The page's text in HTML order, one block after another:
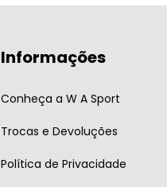
Informações
Conheça a W A Sport
Trocas e Devoluções
Política de Privacidade